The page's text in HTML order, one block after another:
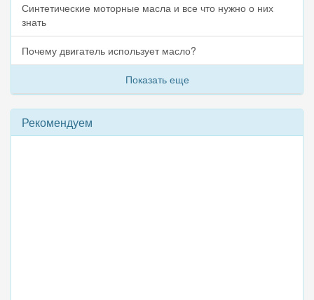
Синтетические моторные масла и все что нужно о них
знать
Почему двигатель использует масло?
Показать еще
Рекомендуем